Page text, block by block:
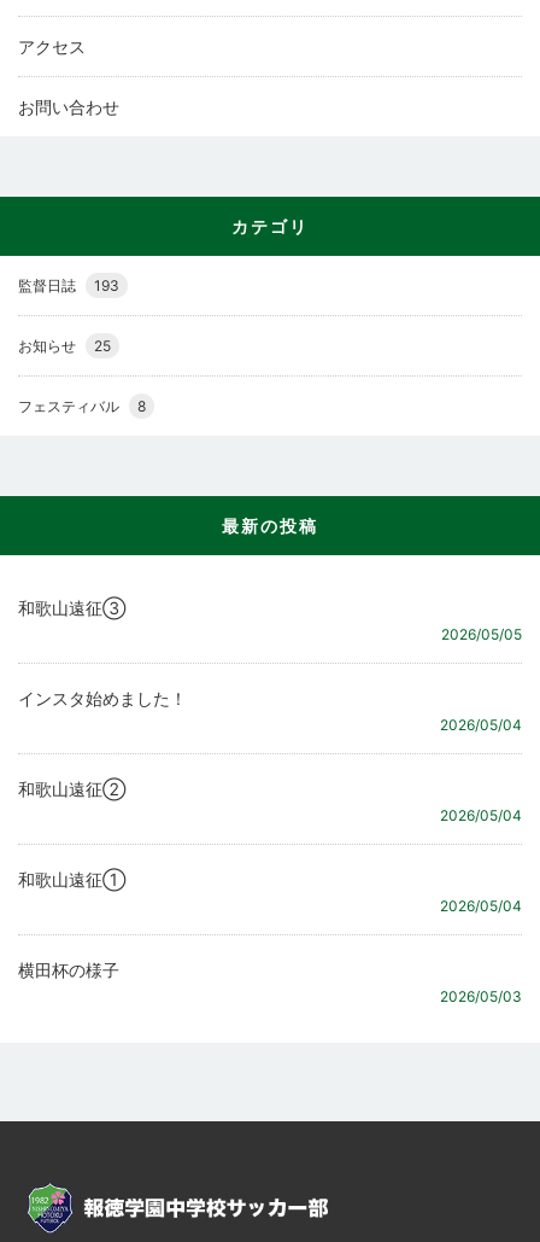
アクセス
お問い合わせ
カテゴリ
監督日誌 193
お知らせ 25
フェスティバル 8
最新の投稿
和歌山遠征③
2026/05/05
インスタ始めました！
2026/05/04
和歌山遠征②
2026/05/04
和歌山遠征①
2026/05/04
横田杯の様子
2026/05/03